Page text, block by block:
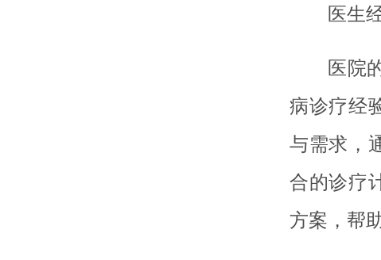
医生
医院
病诊疗经
与需求，
合的诊疗
方案，帮